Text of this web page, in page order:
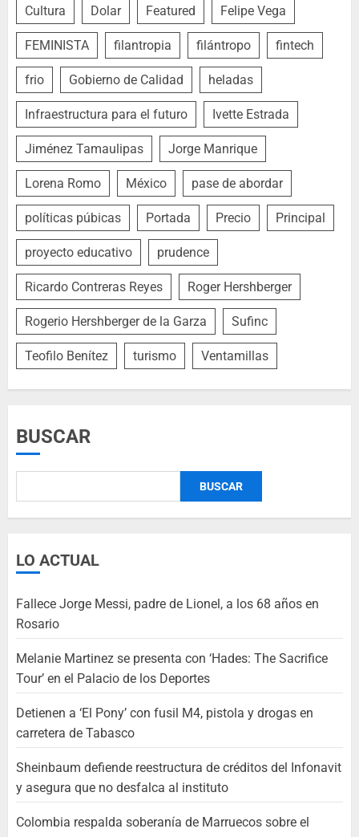
Cultura Dolar Featured Felipe Vega
FEMINISTA filantropia filántropo fintech
frio Gobierno de Calidad heladas
Infraestructura para el futuro Ivette Estrada
Jiménez Tamaulipas Jorge Manrique
Lorena Romo México pase de abordar
políticas púbicas Portada Precio Principal
proyecto educativo prudence
Ricardo Contreras Reyes Roger Hershberger
Rogerio Hershberger de la Garza Sufinc
Teofilo Benítez turismo Ventamillas
BUSCAR
BUSCAR
LO ACTUAL
Fallece Jorge Messi, padre de Lionel, a los 68 años en
Rosario
Melanie Martinez se presenta con ‘Hades: The Sacrifice
Tour’ en el Palacio de los Deportes
Detienen a ‘El Pony’ con fusil M4, pistola y drogas en
carretera de Tabasco
Sheinbaum defiende reestructura de créditos del Infonavit
y asegura que no desfalca al instituto
Colombia respalda soberanía de Marruecos sobre el